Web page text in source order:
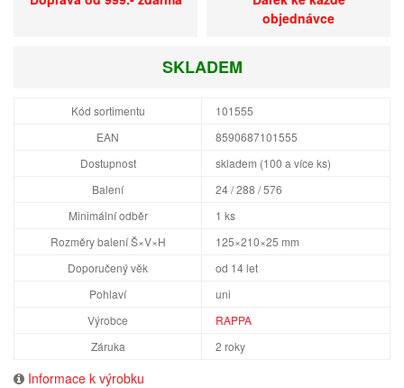
objednávce
SKLADEM
Kód sortimentu
101555
EAN
8590687101555
Dostupnost
skladem (100 a více ks)
Balení
24 / 288 / 576
Minimální odběr
1 ks
Rozměry balení Š×V×H
125×210×25 mm
Doporučený věk
od 14 let
Pohlaví
uni
Výrobce
RAPPA
Záruka
2 roky
Informace k výrobku